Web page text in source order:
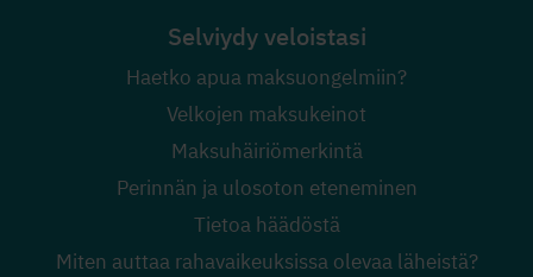
Selviydy veloistasi
Haetko apua maksuongelmiin?
Velkojen maksukeinot
Maksuhäiriömerkintä
Perinnän ja ulosoton eteneminen
Tietoa häädöstä
Miten auttaa rahavaikeuksissa olevaa läheistä?